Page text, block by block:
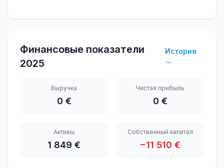
Финансовые показатели
2025
История
→
Выручка
0 €
Чистая прибыль
0 €
Активы
1 849 €
Собственный капитал
−11 510 €